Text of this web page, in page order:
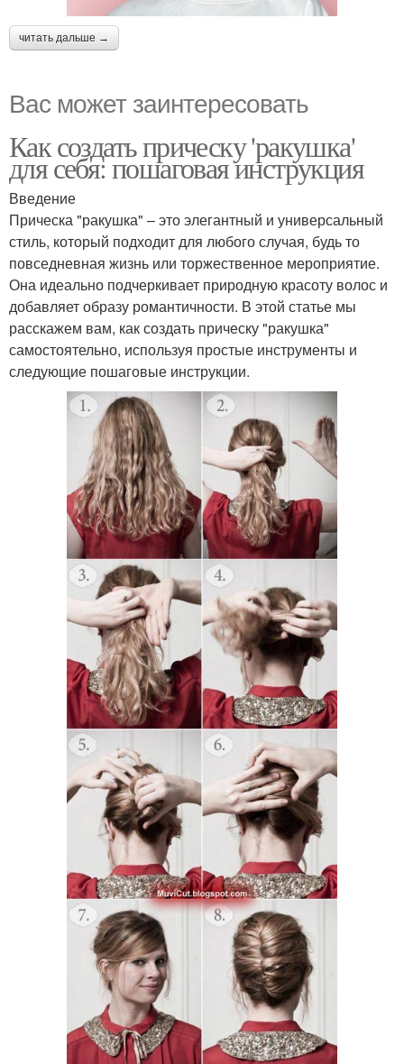
читать дальше →
Вас может заинтересовать
Как создать прическу 'ракушка'
для себя: пошаговая инструкция
Введение
Прическа "ракушка" – это элегантный и универсальный
стиль, который подходит для любого случая, будь то
повседневная жизнь или торжественное мероприятие.
Она идеально подчеркивает природную красоту волос и
добавляет образу романтичности. В этой статье мы
расскажем вам, как создать прическу "ракушка"
самостоятельно, используя простые инструменты и
следующие пошаговые инструкции.